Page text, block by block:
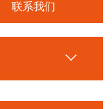
联系我们